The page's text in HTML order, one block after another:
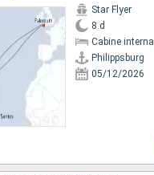
Star Flyer
8 d
Cabine interna
Philippsburg
05/12/2026